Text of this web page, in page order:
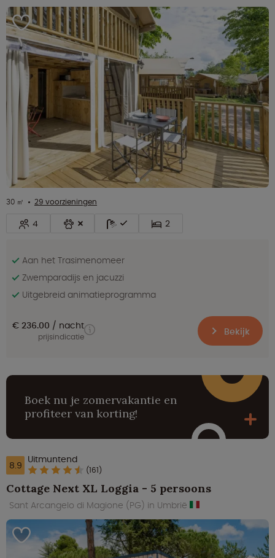
30 ㎡ 29 voorzieningen
4 2
Aan het Trasimenomeer
Zwemparadijs en jacuzzi
Uitgebreid animatieprogramma
€ 236.00 nacht
prijsindicatie Bekijk
Boek nu je zomervakantie en
profiteer van korting!
8.9 Uitmuntend
(161)
Cottage Next XL Loggia - 5 persoons
Sant Arcangelo di Magione (PG) in Umbrië